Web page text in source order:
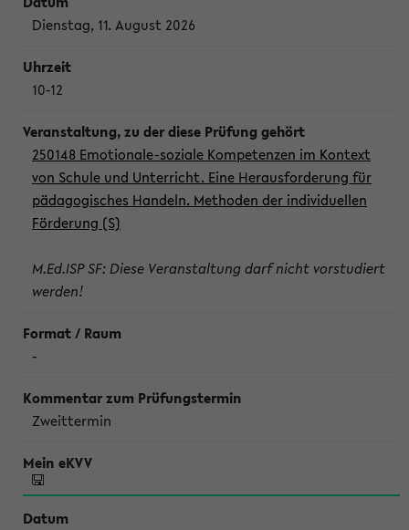
Dienstag, 11. August 2026
10-12
250148 Emotionale-soziale Kompetenzen im Kontext
von Schule und Unterricht. Eine Herausforderung für
pädagogisches Handeln. Methoden der individuellen
Förderung (S)
M.Ed.ISP SF: Diese Veranstaltung darf nicht vorstudiert
werden!
-
Zweittermin